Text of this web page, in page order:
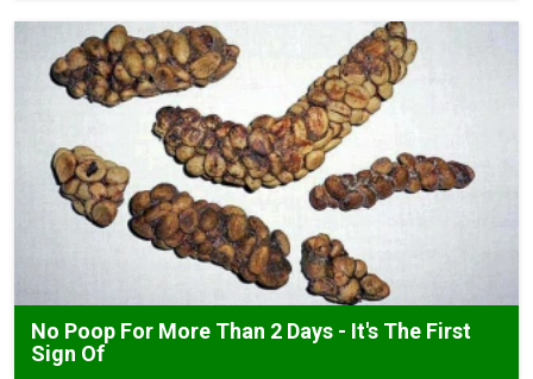
No Poop For More Than 2 Days - It's The First
Sign Of